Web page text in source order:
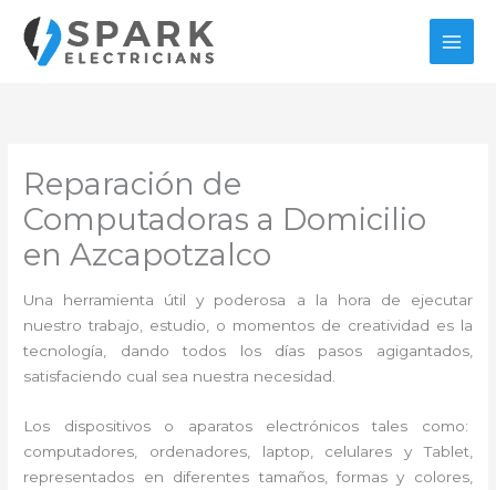
contenido
Reparación de
Computadoras a Domicilio
en Azcapotzalco
Una herramienta útil y poderosa a la hora de ejecutar
nuestro trabajo, estudio, o momentos de creatividad es la
tecnología, dando todos los días pasos agigantados,
satisfaciendo cual sea nuestra necesidad.
Los dispositivos o aparatos electrónicos tales como:
computadores, ordenadores, laptop, celulares y Tablet,
representados en diferentes tamaños, formas y colores,